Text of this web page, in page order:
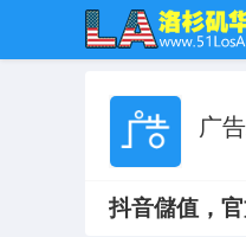
广
抖音儲值，